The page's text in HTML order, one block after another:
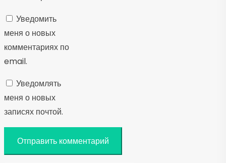
Уведомить
меня о новых
комментариях по
email.
Уведомлять
меня о новых
записях почтой.